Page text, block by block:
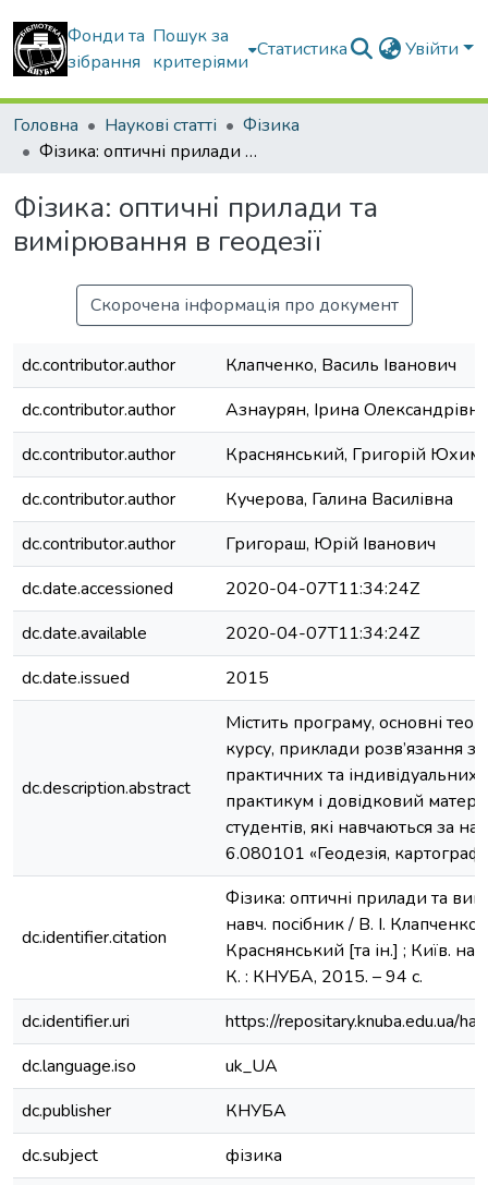
Фонди та
зібрання
Пошук за
критеріями
Статистика Увійти
Головна Наукові статті
Фізика
Фізика: оптичні прилади та вимірювання в геодезії
Фізика: оптичні прилади та
вимірювання в геодезії
Скорочена інформація про документ
dc.contributor.author
Клапченко, Василь Іванович
dc.contributor.author
Азнаурян, Ірина Олександрівна
dc.contributor.author
Краснянський, Григорій
dc.contributor.author
Кучерова, Галина Василівна
dc.contributor.author
Григораш, Юрій Іванович
dc.date.accessioned
2020-04-07T11:34:24Z
dc.date.available
2020-04-07T11:34:24Z
dc.date.issued
2015
dc.description.abstract
Містить програму, основні
курсу, приклади розв’язання
практичних та індивідуальних
практикум і довідковий
студентів, які навчаються за
6.080101 «Геодезія,
dc.identifier.citation
Фізика: оптичні прилади та
навч. посібник / В. І.
Краснянський [та ін.] ; Київ.
К. : КНУБА, 2015. – 94 с.
dc.identifier.uri
https://repositary.knuba.edu.ua/
dc.language.iso
uk_UA
dc.publisher
КНУБА
dc.subject
фізика